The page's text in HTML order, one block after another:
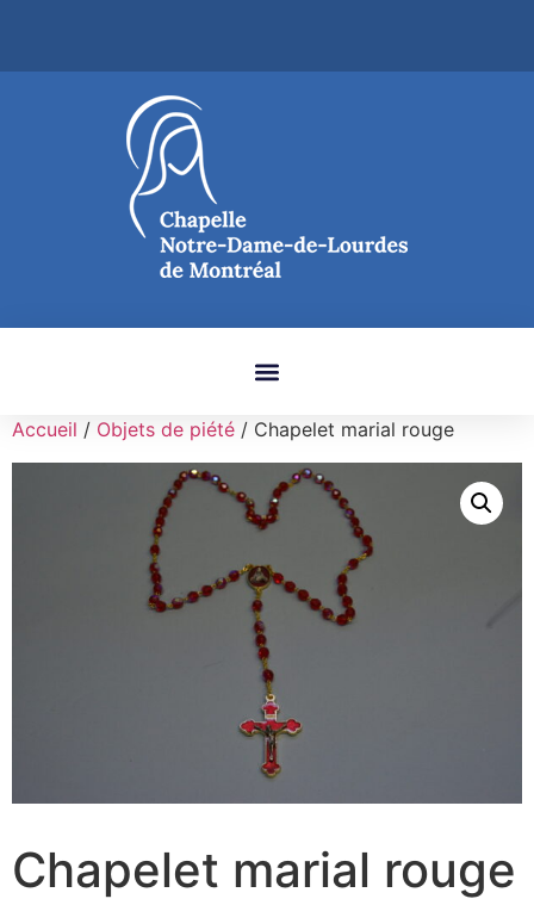
Accueil / Objets de piété / Chapelet marial rouge
Chapelet marial rouge